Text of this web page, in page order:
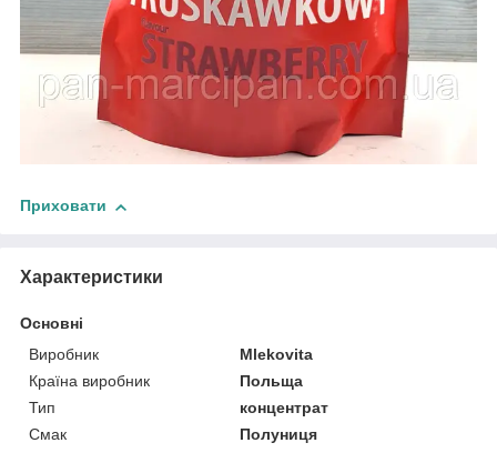
Приховати
Характеристики
Основні
Виробник
Mlekovita
Країна виробник
Польща
Тип
концентрат
Смак
Полуниця